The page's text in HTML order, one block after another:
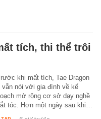
tích, thi thể trôi
khi mất tích, Tae Dragon
vẫn nói với gia đình về kế
mở rộng cơ sở dạy nghề
tóc. Hơn một ngày sau khi…